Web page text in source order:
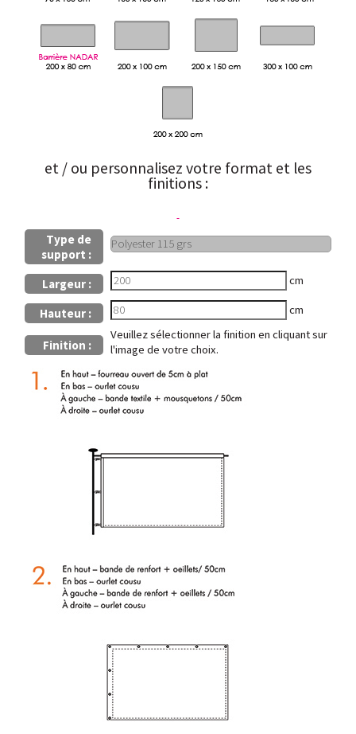
et / ou personnalisez votre format et les
finitions :
Type de
support :
Largeur :
cm
Hauteur : cm
Finition :
Veuillez sélectionner la finition en cliquant sur
l'image de votre choix.